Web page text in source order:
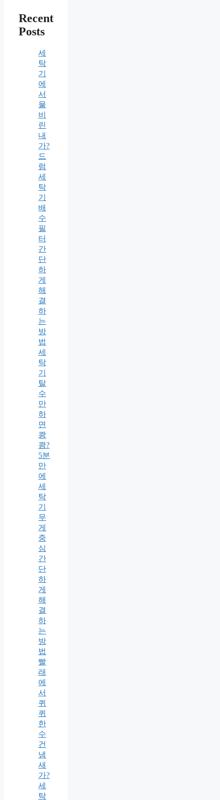
Recent
Posts
세
탁
기
에
서
물
비
린
내
가?
드
럼
세
탁
기
배
수
필
터
간
단
하
게
해
결
하
는
방
법
세
탁
기
탈
수
만
하
면
쾅
쾅?
5분
만
에
세
탁
기
무
게
중
심
간
단
하
게
해
결
하
는
방
법
빨
래
에
서
퀴
퀴
한
수
건
냄
새
가?
세
탁